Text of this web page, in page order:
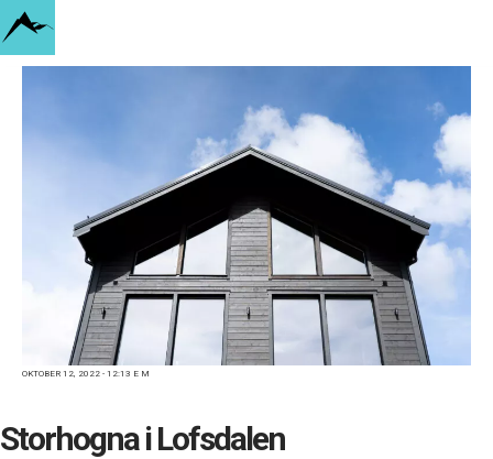
AKTUELLT
Bygg och sälj ditt fjällhus med vinst
— så lyckas du som investerare
VÅRA HUS
Husmodeller
Byggsystem
OKTOBER 12, 2022 - 12:13 E M
Storhogna i Lofsdalen